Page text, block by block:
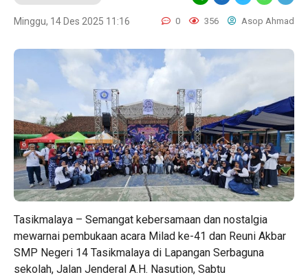
Minggu, 14 Des 2025 11:16 0 356 Asop Ahmad
Tasikmalaya – Semangat kebersamaan dan nostalgia
mewarnai pembukaan acara Milad ke-41 dan Reuni Akbar
SMP Negeri 14 Tasikmalaya di Lapangan Serbaguna
sekolah, Jalan Jenderal A.H. Nasution, Sabtu